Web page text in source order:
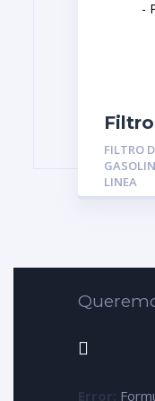
–
FILTRO
LINEA
Error: